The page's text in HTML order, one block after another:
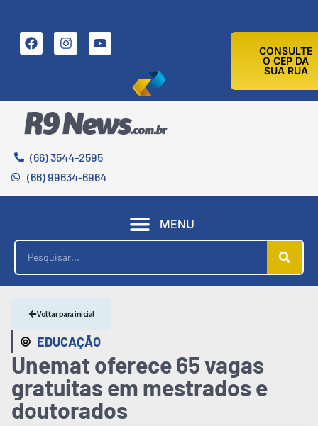
CONSULTE
O CEP DA
SUA RUA
(66) 3544-2595
(66) 99634-6964
MENU
EDUCAÇÃO
Voltar para inicial
Unemat oferece 65 vagas
gratuitas em mestrados e
doutorados